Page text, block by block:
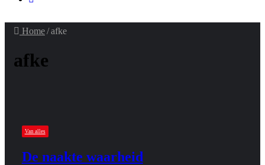
Home/afke
afke
Van alles
De naakte waarheid